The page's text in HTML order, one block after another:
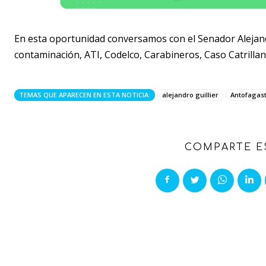
En esta oportunidad conversamos con el Senador
contaminación, ATI, Codelco, Carabineros, Caso
TEMAS QUE APARECEN EN ESTA NOTICIA: alejandro guillier
COMPARTE